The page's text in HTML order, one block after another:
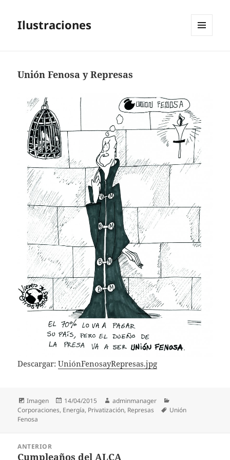
Ilustraciones
Unión Fenosa y Represas
Descargar:UniónFenosayRepresas.jpg
Formato
Imagen
Publicado
el
14/04/2015 Autor
adminmanager
Corporaciones, Energía, Privatización, Represas Etiquetas
Unión
Fenosa
ANTERIOR
Entrada
Cumpleaños del ALCA